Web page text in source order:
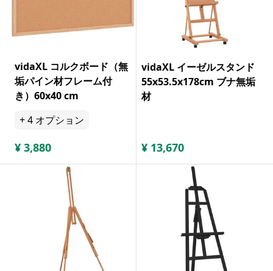
vidaXL コルクボード（無
垢パイン材フレーム付
き）60x40 cm
+4 オプション
¥ 3,880
vidaXL イーゼルスタンド
55x53.5x178cm ブナ無垢
材
¥ 13,670